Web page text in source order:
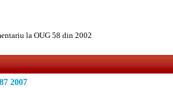
la OUG 58 din 2002
2007